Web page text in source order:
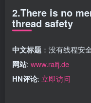
2.There is no
thread safety
中文标题 ：没有线程安
网站: www.ralfj.de
HN评论: 立即访问